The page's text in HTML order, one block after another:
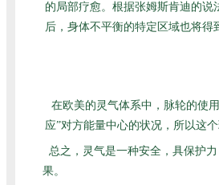
的局部疗愈。根据张姆斯肯迪的
后，身体不平衡的特定区域也将得
在欧美的灵气体系中，脉轮的使
应”对方能量中心的状况，所以这
总之，灵气是一种安全，具保护
果。